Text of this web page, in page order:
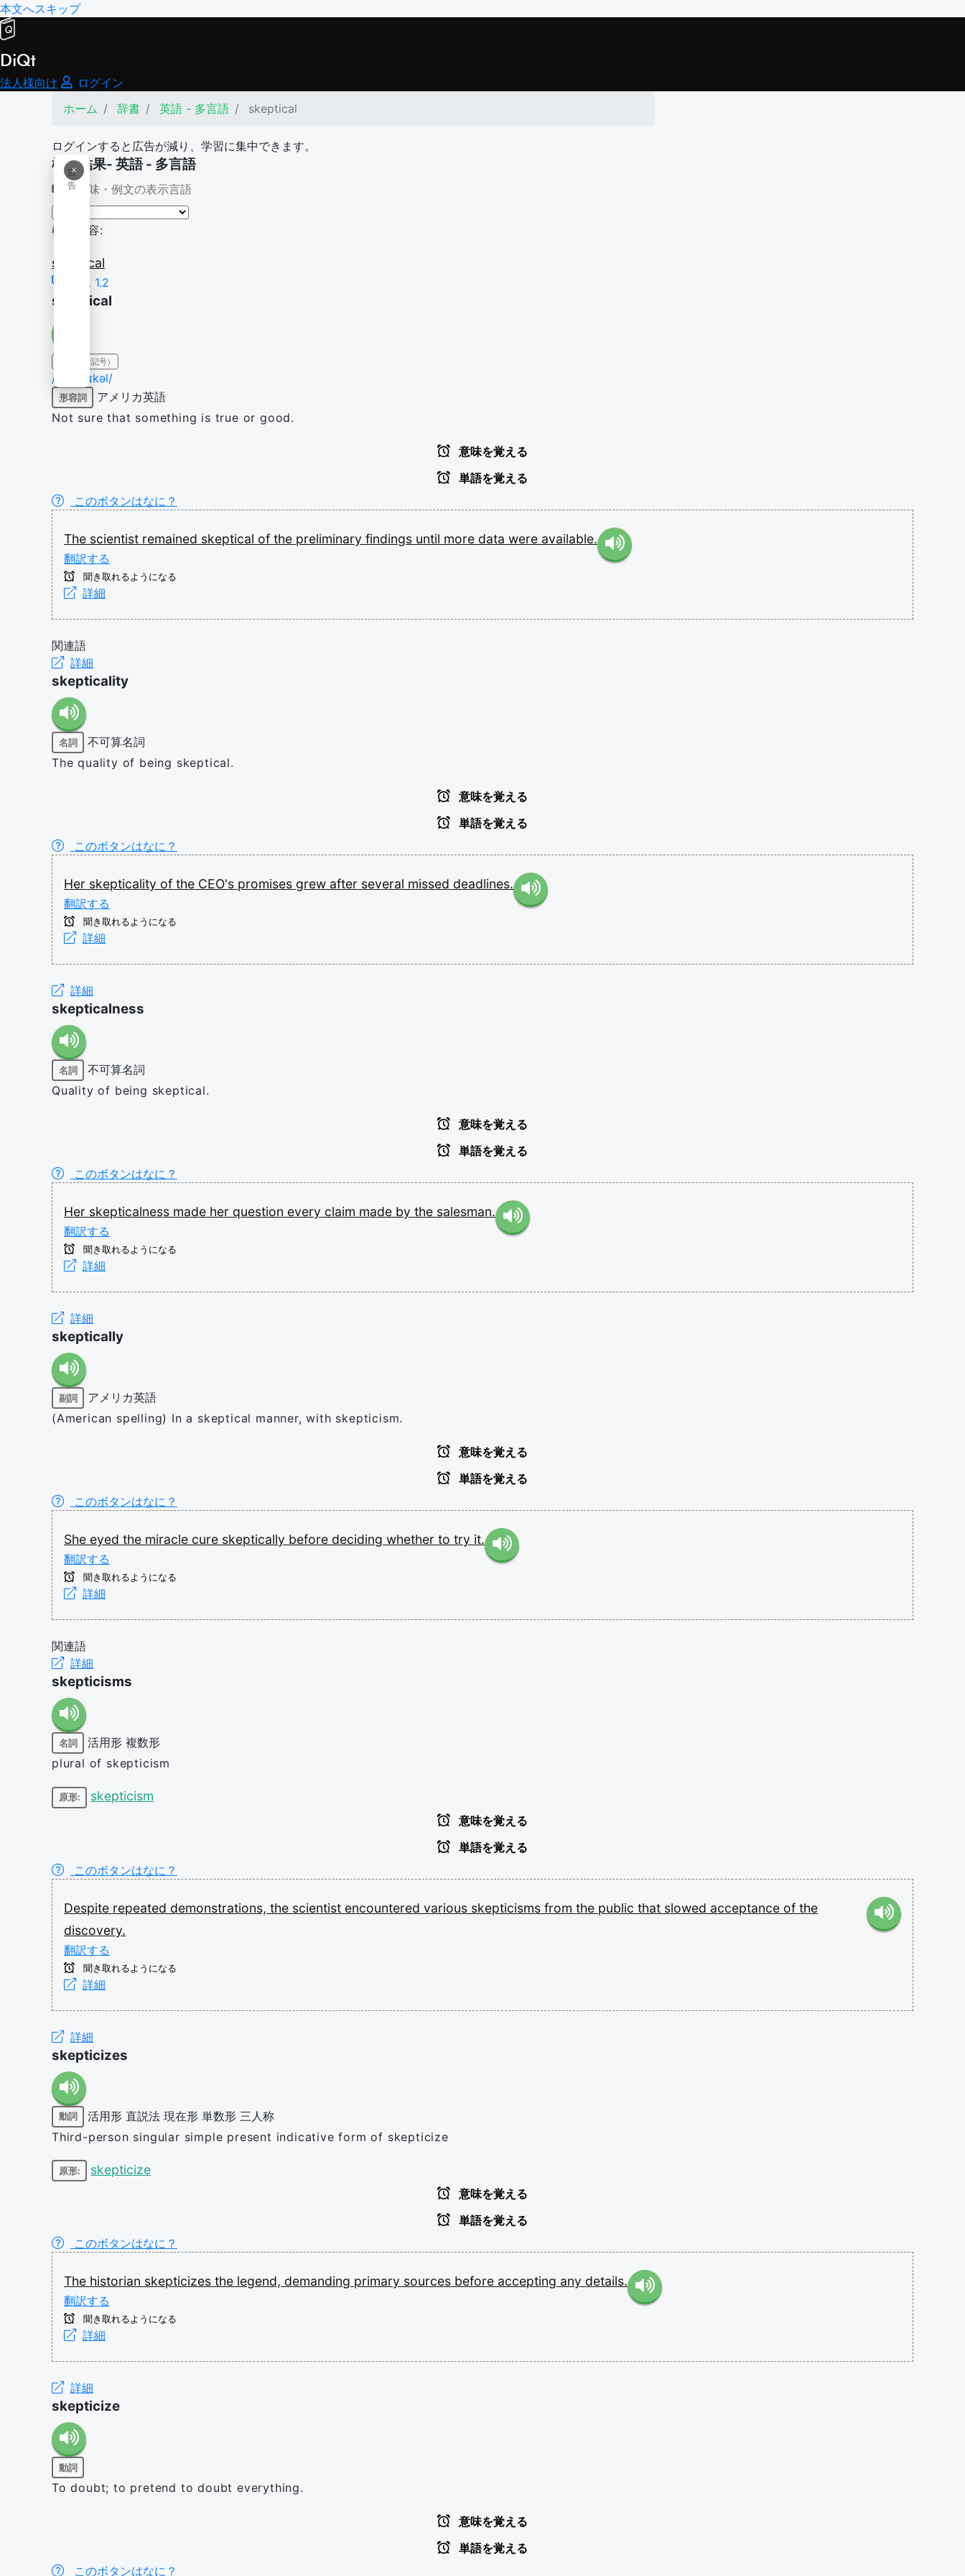
本文へスキップ
DiQt
法人様向け
ログイン
ホーム
辞書 英語 - 多言語 skeptical
ログインすると広告が減り、学習に集中できます。
×
広
告
検索結果- 英語 - 多言語
意味・例文の表示言語
検索内容:
skeptical
BSL 1.2
skeptical
IPA（発音記号）
/ˈskeptɪkəl/
形容詞
アメリカ英語
Not sure that something is true or good.
意味を覚える
単語を覚える
このボタンはなに？
The scientist remained skeptical of the preliminary findings until more data were available.
翻訳する
聞き取れるようになる
詳細
関連語
詳細
skepticality
名詞
不可算名詞
The quality of being skeptical.
意味を覚える
単語を覚える
このボタンはなに？
Her skepticality of the CEO's promises grew after several missed deadlines.
翻訳する
聞き取れるようになる
詳細
詳細
skepticalness
名詞
不可算名詞
Quality of being skeptical.
意味を覚える
単語を覚える
このボタンはなに？
Her skepticalness made her question every claim made by the salesman.
翻訳する
聞き取れるようになる
詳細
詳細
skeptically
副詞
アメリカ英語
(American spelling) In a skeptical manner, with skepticism.
意味を覚える
単語を覚える
このボタンはなに？
She eyed the miracle cure skeptically before deciding whether to try it.
翻訳する
聞き取れるようになる
詳細
関連語
詳細
skepticisms
名詞 活用形 複数形
plural of skepticism
原形: skepticism
意味を覚える
単語を覚える
このボタンはなに？
Despite repeated demonstrations, the scientist encountered various skepticisms from the public that slowed acceptance of the
discovery.
翻訳する
聞き取れるようになる
詳細
詳細
skepticizes
動詞 活用形 直説法 現在形 単数形 三人称
Third-person singular simple present indicative form of skepticize
原形: skepticize
意味を覚える
単語を覚える
このボタンはなに？
The historian skepticizes the legend, demanding primary sources before accepting any details.
翻訳する
聞き取れるようになる
詳細
詳細
skepticize
動詞
To doubt; to pretend to doubt everything.
意味を覚える
単語を覚える
このボタンはなに？